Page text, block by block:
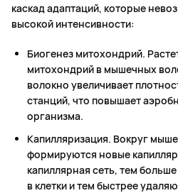
каскад адаптаций, которые
высокой интенсивности:
Биогенез митохондрий.
митохондрий в мышечных
волокно увеличивает
станций, что повышает
организма.
Капилляризация. Вокруг
формируются новые
капиллярная сеть, тем
в клетки и тем быстрее